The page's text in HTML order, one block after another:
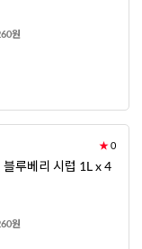
원
★0
루베리 시럽 1L x 4
원